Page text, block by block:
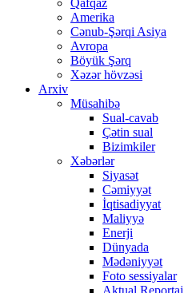
Qafqaz
Amerika
Cənub-Şərqi Asiya
Avropa
Böyük Şərq
Xəzər hövzəsi
Arxiv
Müsahibə
Sual-cavab
Çətin sual
Bizimkiler
Xəbərlər
Siyasət
Cəmiyyət
İqtisadiyyat
Maliyyə
Enerji
Dünyada
Mədəniyyət
Foto sessiyalar
Aktual Reportaj